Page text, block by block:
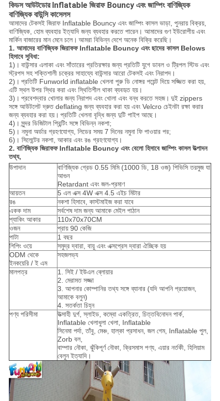
কিডস আউটডোর Inflatable জিরাফ Bouncy এবং জাম্পিং বাণিজ্যিক
বাণিজ্যিক বাউন্সি কাসেলস
আমাদের টেকসই জিরাফ Inflatable Bouncy এবং জাম্পিং কাসল ভাড়া, পুনরায় বিক্রয়,
বাণিজ্যিক, হোম ব্যবহার ইত্যাদি জন্য ব্যবহার করতে পারেন। আমাদের গুণ ইউরোপীয় এবং
মার্কিন বাজারের মান মেনে চলে। আমরা বিভিন্ন দেশে অনেক বিক্রি করেছি।
1. আমাদের বাণিজ্যিক জিরাফফ Inflatable Bouncy এবং ছাদের কাসল Belows
হিসাবে সুবিধা:
1)। বাউন্সার এলাকা এবং সাঁতারের প্রতিরক্ষার জন্য প্রতিটি যুগে ডাবল ও ট্রিপল স্টিভ এবং
স্ট্রপস সহ শক্তিশালী চক্রের সাহায্যে বাউন্সার আরো টেকসই এবং নিরাপদ।
2)। প্রতিটি Funworld inflatable খেলনা পুরু ডি নোঙ্গর পয়েন্ট দিয়ে সজ্জিত করা হয়,
এটি স্থল উপর স্থির করা এবং স্থিতিশীল থাকা ব্যবহৃত হয়।
3)। প্রবেশদ্বার খোলার জন্য নিরাপদ এবং খোলা এবং বন্ধ করতে সহজ। দুই zippers
সঙ্গে আউটলেট দ্রুত deflating জন্য ব্যবহার করা হয় এবং Velcro চেইনটা রক্ষা করার
জন্য ব্যবহার করা হয়। প্রতিটি খেলনা বৃদ্ধি জন্য দুটি পাইপ আছে।
4)। সুন্দর ডিজিটাল প্রিন্টিং সঙ্গে বিভিন্ন নকশা;
5)। নমুনা অর্ডার গ্রহণযোগ্য, লিডের সময় 7 দিনের নমুনা ফি পাওয়ার পর;
6)। সিলেন্টের নকশা, আকার এবং রঙ গ্রহণযোগ্য।
2. বাণিজ্যিক জিরাফফ Inflatable Bouncy এবং বেলো হিসাবে জাম্পিং কাসল উত্পাদন
তথ্য,
উপাদান
বাণিজ্যিক গ্রেড 0.55 মিমি (1000 ডি, 18 ওজ) পিভিসি তরমুজ যা
আগুন
Retardant এবং জল-প্রমাণ
আয়তন
5 এল এক্স 4W এক্স 4.5 এইচ মিটার
রঙ
নকশা হিসাবে, কাস্টমাইজ করা যাবে
একক দাম
সর্বশেষ দাম জন্য আমাকে মেইল ​​পাঠান
প্যাকিং আকার
110x70x70CM
ওজন
প্রায় 90 কেজি
পাটা
1 বছর
শিপিং ওয়ে
সমুদ্র দ্বারা, বায়ু এবং এক্সপ্রেস দ্বারা ঐচ্ছিক হয়
ODM থেকে
ইনকয়েরি / ই এম
সহজলভ্য
মালপত্র
1. সিই / ইউএল ব্লোয়ার
2. মেরামত সজ্জা
3. আপনার কোম্পানির তথ্য সঙ্গে ব্যানার (যদি আপনি প্রয়োজন,
আমাকে বলুন)
4. সতর্কতা চিহ্ন
পণ্য পরিসীমা
উত্সাহী দুর্গ, স্লাইড, কম্বো একত্রিত, চিত্তবিনোদন পার্ক,
Inflatable খেলাধুলা খেলা, Inflatable
সিনেমা পর্দা, তাঁবু, মেঞ্চ, হাল্কা প্রসাধন, জল গেম, Inflatable পুল,
Zorb বল,
বাম্পার নৌকা, ঝুঁকিপূর্ণ নৌকা, ক্রিসমাস পণ্য, এয়ার নর্তকী, হিলিয়াম
বেলুন ইত্যাদি।